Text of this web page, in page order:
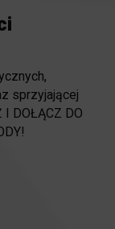
sprzyjającej
DOŁĄCZ DO